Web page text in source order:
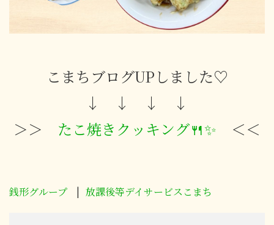
こまちブログUPしました♡
↓ ↓ ↓ ↓
＞＞ たこ焼きクッキング🍴✨ ＜＜
銭形グループ 放課後等デイサービスこまち